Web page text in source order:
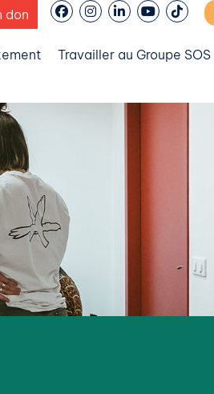
don
Travailler au Groupe SOS